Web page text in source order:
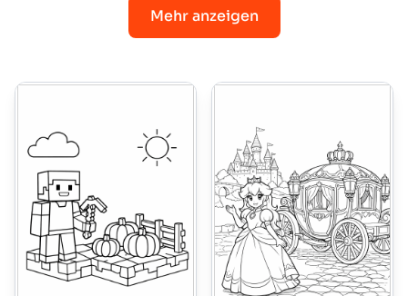
Mehr anzeigen